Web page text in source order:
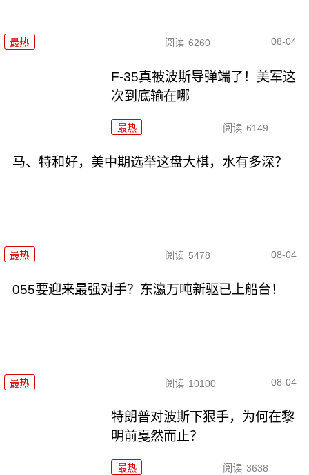
最热 阅读 6260 08-04
F-35真被波斯导弹端了！美军这
次到底输在哪
最热 阅读 6149
马、特和好，美中期选举这盘大棋，水有多深？
最热 阅读 5478 08-04
055要迎来最强对手？东瀛万吨新驱已上船台！
最热 阅读 10100 08-04
特朗普对波斯下狠手，为何在黎
明前戛然而止？
最热 阅读 3638